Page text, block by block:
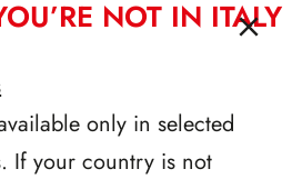
NOT IN ITALY
only in selected
If your country is not